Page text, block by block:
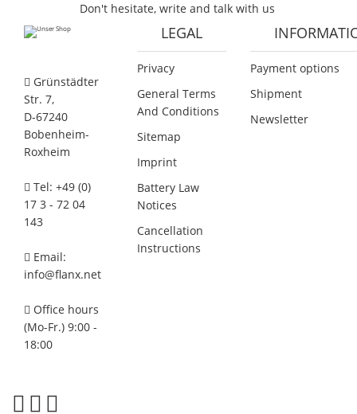
Don't hesitate, write and talk with us
Grünstädter
Str. 7,
D-67240
Bobenheim-
Roxheim
Tel: +49 (0)
17 3 - 72 04
143
Email:
info@flanx.net
Office hours
(Mo-Fr.) 9:00 -
18:00
LEGAL
Privacy
General Terms
And Conditions
Sitemap
Imprint
Battery Law
Notices
Cancellation
Instructions
Payment options
Shipment
Newsletter